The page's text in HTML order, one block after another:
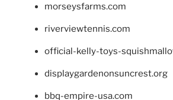
morseysfarms.com
riverviewtennis.com
official-kelly-toys-
displaygardenonsuncrest.org
bbq-empire-usa.com